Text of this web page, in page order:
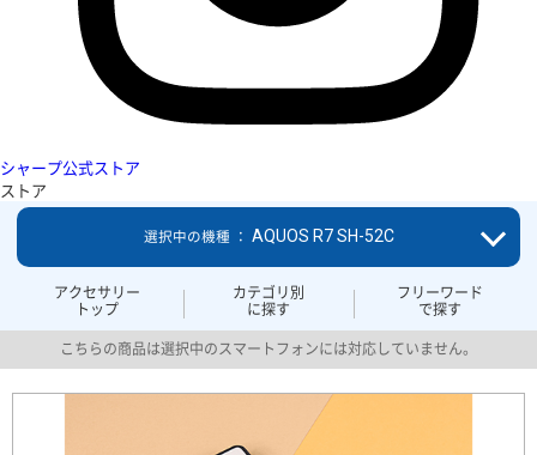
シャープ公式ストア
ストア
アクセサリー
トップ
カテゴリ別
に探す
フリーワード
で探す
選択中の機種 ： AQUOS R7 SH-52C
こちらの商品は選択中のスマートフォンには対応していません。